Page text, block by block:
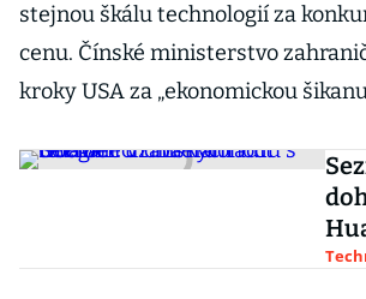
stejnou škálu technologií za
cenu. Čínské ministerstvo
kroky USA za „ekonomickou